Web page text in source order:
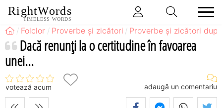
RightWords
TIMELESS WORDS
Folclor Proverbe și zicători Proverbe și zicători
Dacă renunţi la o certitudine în favoarea
unei...
votează acum adaugă un comentariu